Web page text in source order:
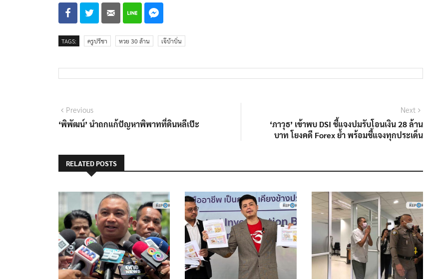
TAGS: ครูปรีชา หวย 30 ล้าน เจ๊บ้าบิ่น
แนะแนว
เรื่อง
PreviousPrevious
post:
‘พิพัฒน์’ นำถกแก้ปัญหาพิพาทที่ดินหลีเป๊ะ
Next
post:
‘ภาวุธ’ เข้าพบ DSI ชี้แจงปมรับโอนเงิน 28 ล้าน
บาท โยงคดี Forex ย้ำ พร้อมชี้แจงทุกประเด็น
RELATED POSTS